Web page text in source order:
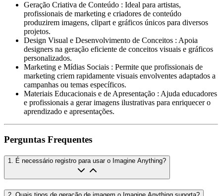
Geração Criativa de Conteúdo : Ideal para artistas,
profissionais de marketing e criadores de conteúdo
produzirem imagens, clipart e gráficos únicos para diversos
projetos.
Design Visual e Desenvolvimento de Conceitos : Apoia
designers na geração eficiente de conceitos visuais e gráficos
personalizados.
Marketing e Mídias Sociais : Permite que profissionais de
marketing criem rapidamente visuais envolventes adaptados a
campanhas ou temas específicos.
Materiais Educacionais e de Apresentação : Ajuda educadores
e profissionais a gerar imagens ilustrativas para enriquecer o
aprendizado e apresentações.
Perguntas Frequentes
1 É necessário registro para usar o Imagine Anything?